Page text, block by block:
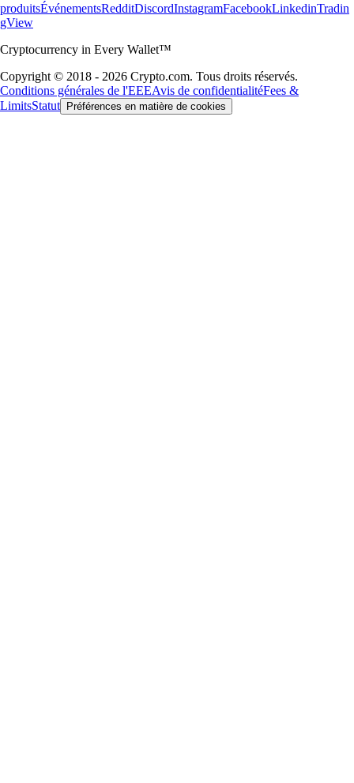
produitsÉvénementsRedditDiscordInstagramFacebookLinkedinTradin
gView
Cryptocurrency in Every Wallet™
Copyright © 2018 - 2026 Crypto.com. Tous droits réservés.
Conditions générales de l'EEEAvis de confidentialitéFees &
LimitsStatut Préférences en matière de cookies